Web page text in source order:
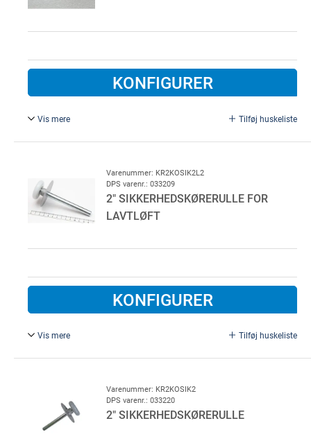
KONFIGURER
Vis mere Tilføj huskeliste
Kørerulle for brug i vaskehaller o. lign.
Varenummer: KR2KOSIK2L2
DPS varenr.: 033209
2" SIKKERHEDSKØRERULLE FOR
LAVTLØFT
KONFIGURER
Vis mere Tilføj huskeliste
2" kørerulle, nylon, med sikkerhedsrondel.
For lavløft skinnesæt.Varenummer: KR2KOSIK2
DPS varenr.: 033220
2" SIKKERHEDSKØRERULLE